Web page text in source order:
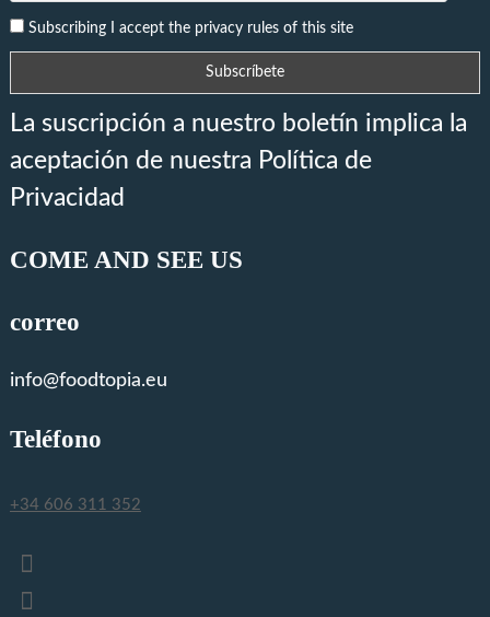
Subscribing I accept the privacy rules of this site
La suscripción a nuestro boletín implica la
aceptación de nuestra Política de
Privacidad
COME AND SEE US
correo
info@foodtopia.eu
Teléfono
+34 606 311 352